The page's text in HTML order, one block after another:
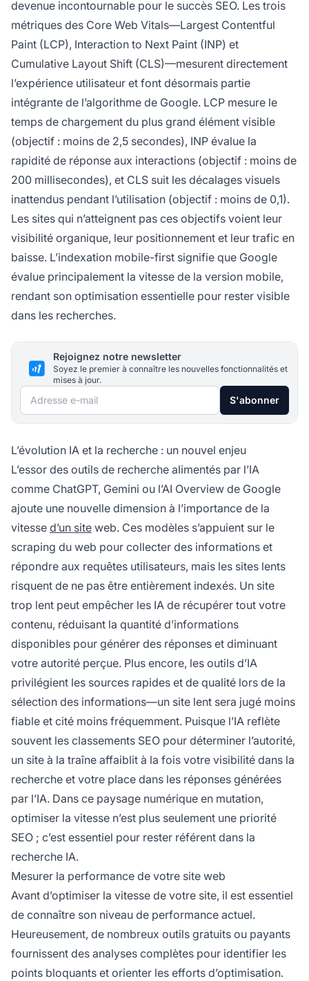
devenue incontournable pour le succès SEO. Les trois
métriques des Core Web Vitals—Largest Contentful
Paint (LCP), Interaction to Next Paint (INP) et
Cumulative Layout Shift (CLS)—mesurent directement
l’expérience utilisateur et font désormais partie
intégrante de l’algorithme de Google. LCP mesure le
temps de chargement du plus grand élément visible
(objectif : moins de 2,5 secondes), INP évalue la
rapidité de réponse aux interactions (objectif : moins de
200 millisecondes), et CLS suit les décalages visuels
inattendus pendant l’utilisation (objectif : moins de 0,1).
Les sites qui n’atteignent pas ces objectifs voient leur
visibilité organique, leur positionnement et leur trafic en
baisse. L’indexation mobile-first signifie que Google
évalue principalement la vitesse de la version mobile,
rendant son optimisation essentielle pour rester visible
dans les recherches.
Rejoignez notre newsletter
Soyez le premier à connaître les nouvelles fonctionnalités et
mises à jour.
Adresse e-mail S'abonner
L’évolution IA et la recherche : un nouvel enjeu
L’essor des outils de recherche alimentés par l’IA
comme ChatGPT, Gemini ou l’AI Overview de Google
ajoute une nouvelle dimension à l’importance de la
vitesse d’un site web. Ces modèles s’appuient sur le
scraping du web pour collecter des informations et
répondre aux requêtes utilisateurs, mais les sites lents
risquent de ne pas être entièrement indexés. Un site
trop lent peut empêcher les IA de récupérer tout votre
contenu, réduisant la quantité d’informations
disponibles pour générer des réponses et diminuant
votre autorité perçue. Plus encore, les outils d’IA
privilégient les sources rapides et de qualité lors de la
sélection des informations—un site lent sera jugé moins
fiable et cité moins fréquemment. Puisque l’IA reflète
souvent les classements SEO pour déterminer l’autorité,
un site à la traîne affaiblit à la fois votre visibilité dans la
recherche et votre place dans les réponses générées
par l’IA. Dans ce paysage numérique en mutation,
optimiser la vitesse n’est plus seulement une priorité
SEO ; c’est essentiel pour rester référent dans la
recherche IA.
Mesurer la performance de votre site web
Avant d’optimiser la vitesse de votre site, il est essentiel
de connaître son niveau de performance actuel.
Heureusement, de nombreux outils gratuits ou payants
fournissent des analyses complètes pour identifier les
points bloquants et orienter les efforts d’optimisation.